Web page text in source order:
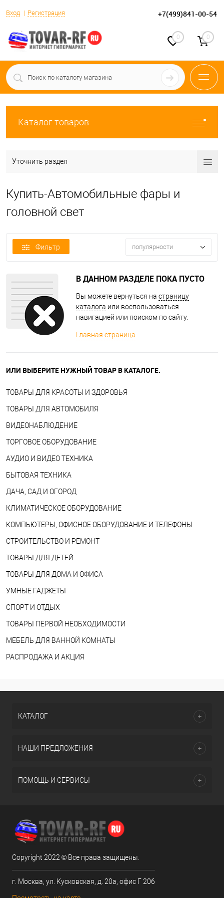
Вход Регистрация +7(499)841-00-54
0 0
Каталог товаров
Уточнить раздел
Купить-Автомобильные фары и
головной свет
Фильтр популярности
В ДАННОМ РАЗДЕЛЕ ПОКА ПУСТО
Вы можете вернуться на страницу
каталога или воспользоваться
навигацией или поиском по сайту.
Главная страница
ИЛИ ВЫБЕРИТЕ НУЖНЫЙ ТОВАР В КАТАЛОГЕ.
ТОВАРЫ ДЛЯ КРАСОТЫ И ЗДОРОВЬЯ
ТОВАРЫ ДЛЯ АВТОМОБИЛЯ
ВИДЕОНАБЛЮДЕНИЕ
ТОРГОВОЕ ОБОРУДОВАНИЕ
АУДИО И ВИДЕО ТЕХНИКА
БЫТОВАЯ ТЕХНИКА
ДАЧА, САД И ОГОРОД
КЛИМАТИЧЕСКОЕ ОБОРУДОВАНИЕ
КОМПЬЮТЕРЫ, ОФИСНОЕ ОБОРУДОВАНИЕ И ТЕЛЕФОНЫ
СТРОИТЕЛЬСТВО И РЕМОНТ
ТОВАРЫ ДЛЯ ДЕТЕЙ
ТОВАРЫ ДЛЯ ДОМА И ОФИСА
УМНЫЕ ГАДЖЕТЫ
СПОРТ И ОТДЫХ
ТОВАРЫ ПЕРВОЙ НЕОБХОДИМОСТИ
МЕБЕЛЬ ДЛЯ ВАННОЙ КОМНАТЫ
РАСПРОДАЖА И АКЦИЯ
КАТАЛОГ
НАШИ ПРЕДЛОЖЕНИЯ
ПОМОЩЬ И СЕРВИСЫ
Copyright 2022 © Все права защищены.
г. Москва, ул. Кусковская, д. 20а, офис Г 206